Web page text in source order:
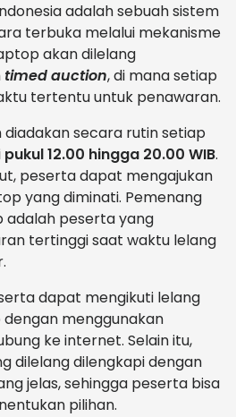
adalah sebuah sistem
terbuka melalui mekanisme
akan dilelang
timed auction, di mana setiap
tertentu untuk penawaran.
diadakan secara rutin setiap
pukul 12.00 hingga 20.00 WIB.
peserta dapat mengajukan
yang diminati. Pemenang
adalah peserta yang
tertinggi saat waktu lelang
dapat mengikuti lelang
menggunakan
ke internet. Selain itu,
dilelang dilengkapi dengan
jelas, sehingga peserta bisa
pilihan.